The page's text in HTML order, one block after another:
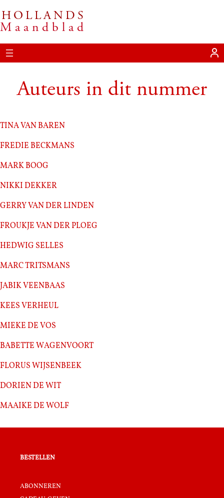
Ga
naar
de
inhoud
HOLLANDS
Maandblad
Auteurs in dit nummer
Tina van Baren
Fredie Beckmans
Mark Boog
Nikki Dekker
Gerry van der Linden
Froukje van der Ploeg
Hedwig Selles
Marc Tritsmans
Jabik Veenbaas
Kees Verheul
Mieke de Vos
Babette Wagenvoort
Florus Wijsenbeek
Dorien de Wit
Maaike de Wolf
bestellen
abonneren